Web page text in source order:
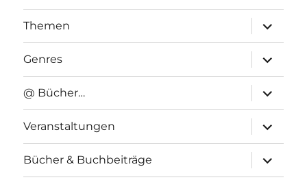
Themen
anzeigen
Genres
anzeigen
@ Bücher…
anzeigen
Veranstaltungen
anzeigen
Bücher & Buchbeiträge
anzeigen